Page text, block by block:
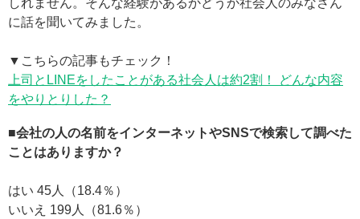
しれません。そんな経験があるかどうか社会人のみなさん
に話を聞いてみました。
▼こちらの記事もチェック！
上司とLINEをしたことがある社会人は約2割！ どんな内容
をやりとりした？
■会社の人の名前をインターネットやSNSで検索して調べた
ことはありますか？
はい 45人（18.4％）
いいえ 199人（81.6％）